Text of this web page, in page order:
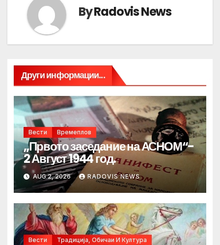
ByRadovis News
Други информации...
Вести Времеплов
„Првото заседание на АСНОМ“-
2 Август 1944 год.
AUG 2, 2026 RADOVIS NEWS
Вести Традиција, Обичаи И Култура